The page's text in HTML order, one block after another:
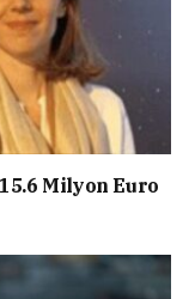
Milyon Euro